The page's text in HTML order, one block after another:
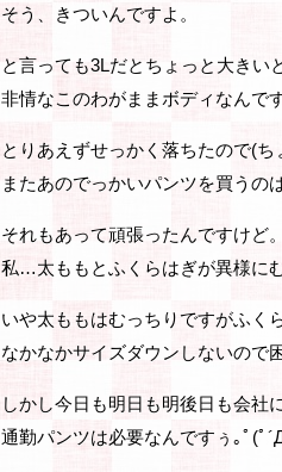
そう、きついんですよ。
と言っても3Lだとちょっと大きい
非情なこのわがままボディなんで
とりあえずせっかく落ちたので(ち
またあのでっかいパンツを買うの
それもあって頑張ったんですけど。
私…太ももとふくらはぎが異様に
いや太ももはむっちりですがふく
なかなかサイズダウンしないので
しかし今日も明日も明後日も会社
通勤パンツは必要なんですぅ｡ﾟ(ﾟ